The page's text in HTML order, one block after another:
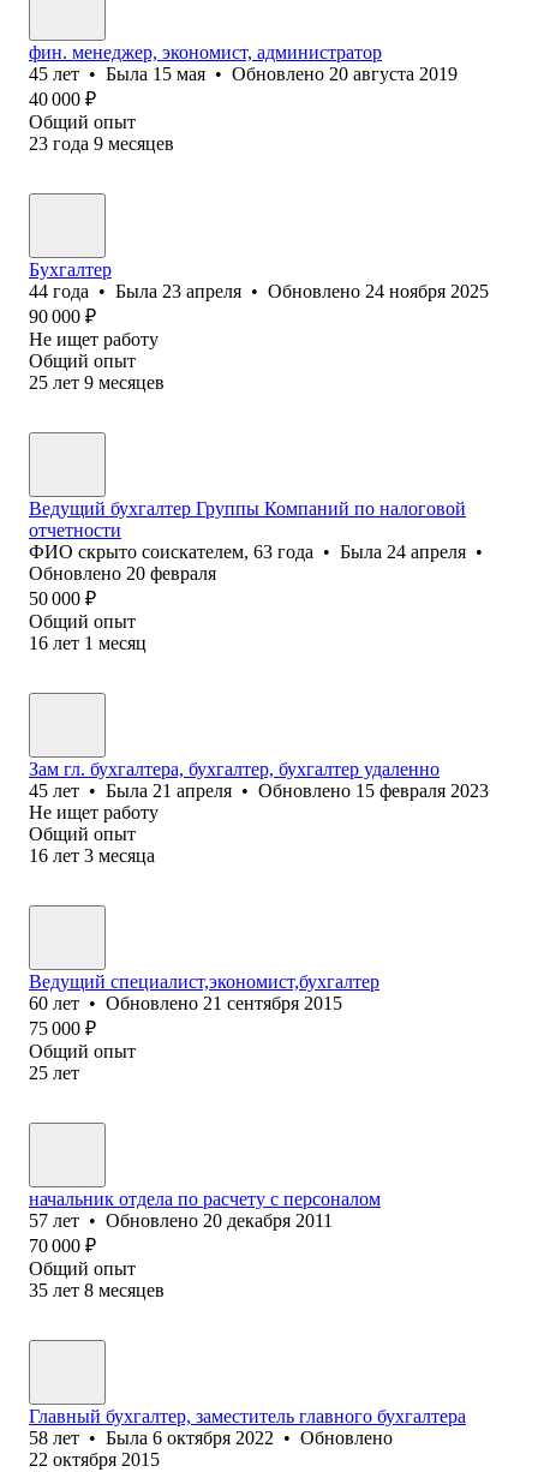
фин. менеджер, экономист, администратор
45 лет • Была 15 мая • Обновлено 20 августа 2019
40 000 ₽
Общий опыт
23 года 9 месяцев
Бухгалтер
44 года • Была 23 апреля • Обновлено 24 ноября 2025
90 000 ₽
Не ищет работу
Общий опыт
25 лет 9 месяцев
Ведущий бухгалтер Группы Компаний по налоговой
отчетности
ФИО скрыто соискателем, 63 года • Была 24 апреля •
Обновлено 20 февраля
50 000 ₽
Общий опыт
16 лет 1 месяц
Зам гл. бухгалтера, бухгалтер, бухгалтер удаленно
45 лет • Была 21 апреля • Обновлено 15 февраля 2023
Не ищет работу
Общий опыт
16 лет 3 месяца
Ведущий специалист,экономист,бухгалтер
60 лет • Обновлено 21 сентября 2015
75 000 ₽
Общий опыт
25 лет
начальник отдела по расчету с персоналом
57 лет • Обновлено 20 декабря 2011
70 000 ₽
Общий опыт
35 лет 8 месяцев
Главный бухгалтер, заместитель главного бухгалтера
58 лет • Была 6 октября 2022 • Обновлено
22 октября 2015